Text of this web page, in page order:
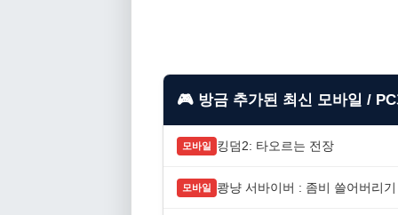
🎮 방금 추가된 최신 모바일 /
모바일 킹덤2: 타오르는 전장
모바일 쾅냥 서바이버 : 좀비 쓸어버리기